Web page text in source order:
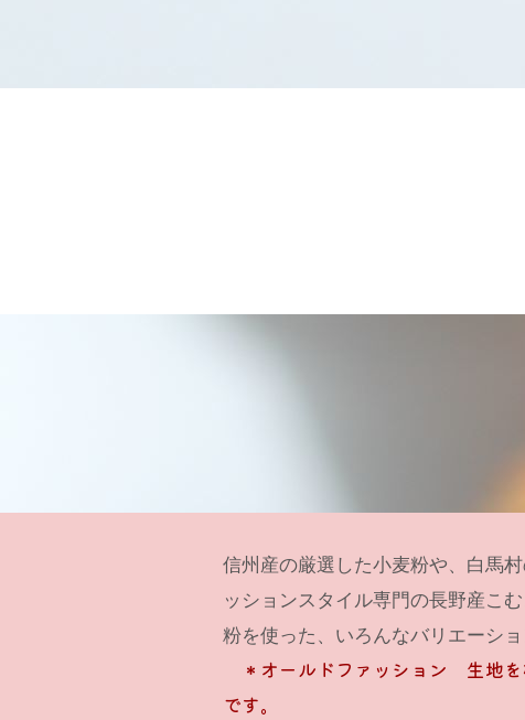
信州産の厳選した小麦粉や、白馬
ッションスタイル専門の長野産こ
粉を使った、いろんなバリエーシ
＊オールドファッション 生地
です。